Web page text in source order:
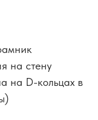
на стену
на D-кольцах в